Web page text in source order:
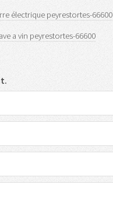
électrique peyrestortes-66600
a vin peyrestortes-66600